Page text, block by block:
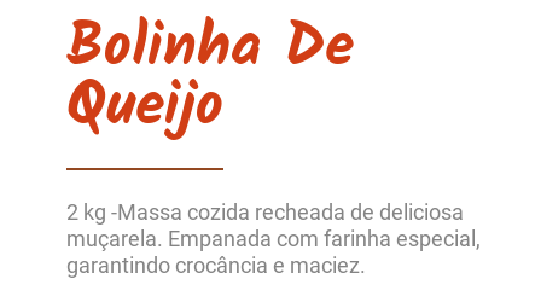
Bolinha De
Queijo
2 kg -Massa cozida recheada de deliciosa
muçarela. Empanada com farinha especial,
garantindo crocância e maciez.